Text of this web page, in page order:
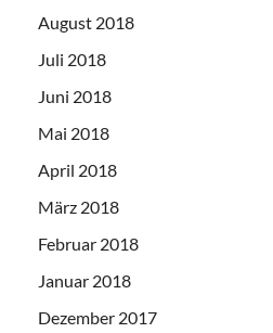
August 2018
Juli 2018
Juni 2018
Mai 2018
April 2018
März 2018
Februar 2018
Januar 2018
Dezember 2017